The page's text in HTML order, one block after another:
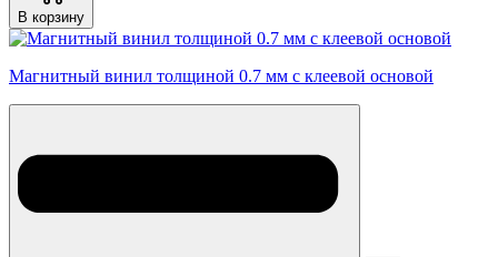
В корзину
Магнитный винил толщиной 0.7 мм с клеевой основой